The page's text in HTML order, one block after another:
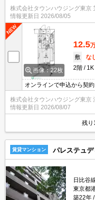
株式会社タウンハウジング東京
情報更新日 2026/08/05
画像：22枚
12.5
敷
な
2階
1K
オンラインで申込から契
株式会社タウンハウジング東京
情報更新日 2026/08/07
残り
賃貸マンション パレステュデ
日比谷
東京都
築22年